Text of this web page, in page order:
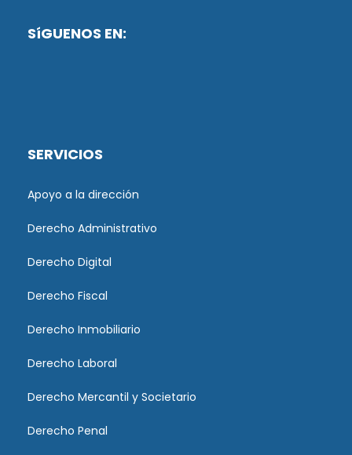
SíGUENOS EN:
SERVICIOS
Apoyo a la dirección
Derecho Administrativo
Derecho Digital
Derecho Fiscal
Derecho Inmobiliario
Derecho Laboral
Derecho Mercantil y Societario
Derecho Penal